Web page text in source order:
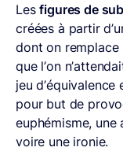
Lesfigures de
créées à partir
dont on remplace
que l’on
jeu
pour but de
euphémisme,
voire une ironie.